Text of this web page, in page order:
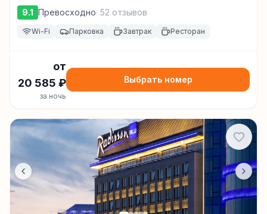
Москва
9.1 Превосходно· 52 отзывов
Wi-Fi Парковка Завтрак Ресторан
от
20 585 ₽
за ночь
Выбрать номер